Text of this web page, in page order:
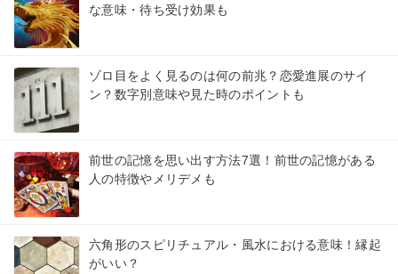
な意味・待ち受け効果も
ゾロ目をよく見るのは何の前兆？恋愛進展のサイ
ン？数字別意味や見た時のポイントも
前世の記憶を思い出す方法7選！前世の記憶がある
人の特徴やメリデメも
六角形のスピリチュアル・風水における意味！縁起
がいい？